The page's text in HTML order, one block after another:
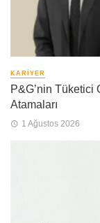
KARIYER
P&G’nin Tüketici
Atamaları
1 Ağustos 2026